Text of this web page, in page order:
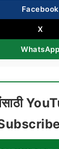
Facebook
X
WhatsApp